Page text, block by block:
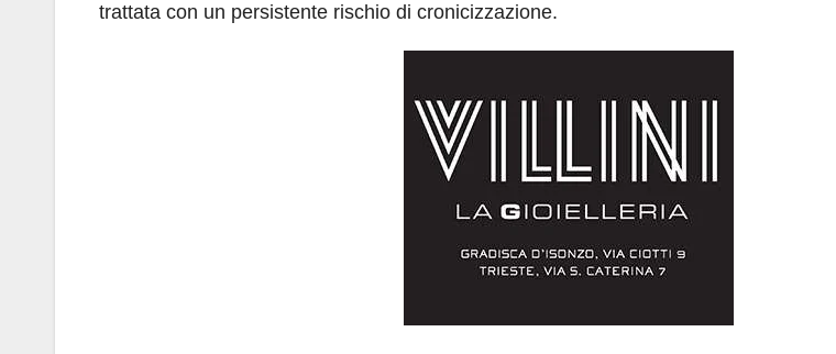
trattata con un persistente rischio di cronicizzazione.